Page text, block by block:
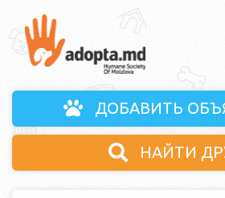
ДОБАВИТЬ
НАЙТИ